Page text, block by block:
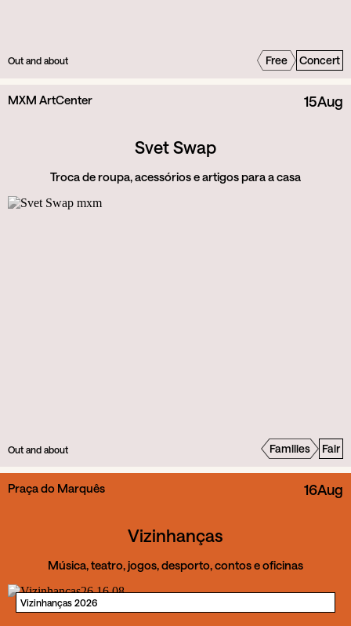
Out and about Free Concert
MXM ArtCenter 15Aug
Svet Swap
Troca de roupa, acessórios e artigos para a casa
Out and about Families Fair
Praça do Marquês 16Aug
Vizinhanças
Música, teatro, jogos, desporto, contos e oficinas
Vizinhanças 2026